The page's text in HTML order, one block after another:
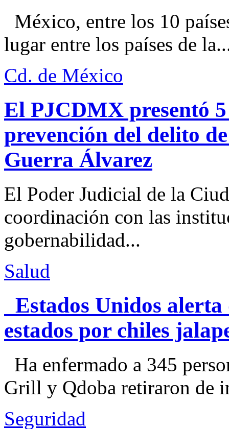
México, entre los 10
lugar entre los países de
Cd. de México
El PJCDMX presentó
prevención del delito
Guerra Álvarez
El Poder Judicial de la
coordinación con las
gobernabilidad...
Salud
Estados Unidos alerta
estados por chiles
Ha enfermado a 345
Grill y Qdoba retiraron de
Seguridad